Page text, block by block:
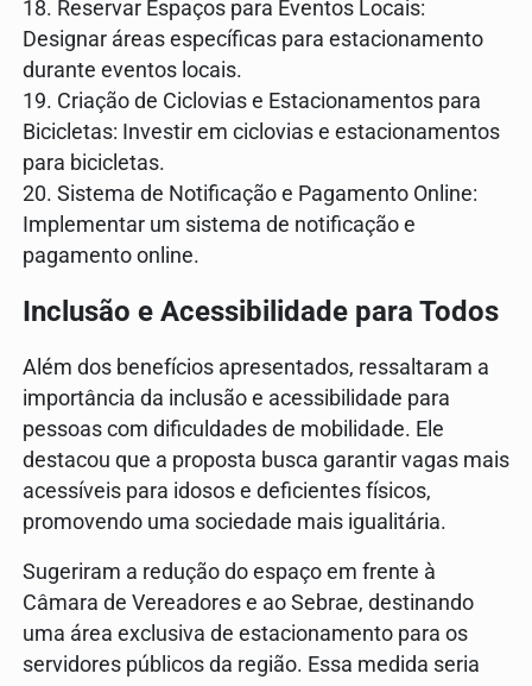
18. Reservar Espaços para Eventos Locais:
Designar áreas específicas para estacionamento
durante eventos locais.
19. Criação de Ciclovias e Estacionamentos para
Bicicletas: Investir em ciclovias e estacionamentos
para bicicletas.
20. Sistema de Notificação e Pagamento Online:
Implementar um sistema de notificação e
pagamento online.
Inclusão e Acessibilidade para Todos
Além dos benefícios apresentados, ressaltaram a
importância da inclusão e acessibilidade para
pessoas com dificuldades de mobilidade. Ele
destacou que a proposta busca garantir vagas mais
acessíveis para idosos e deficientes físicos,
promovendo uma sociedade mais igualitária.
Sugeriram a redução do espaço em frente à
Câmara de Vereadores e ao Sebrae, destinando
uma área exclusiva de estacionamento para os
servidores públicos da região. Essa medida seria